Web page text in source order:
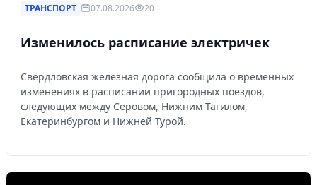
ТРАНСПОРТ 07.08.2026 20
Изменилось расписание электричек
Свердловская железная дорога сообщила о временных
изменениях в расписании пригородных поездов,
следующих между Серовом, Нижним Тагилом,
Екатеринбургом и Нижней Турой.